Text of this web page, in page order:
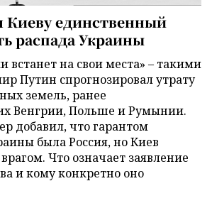
Киеву единственный
распада Украины
встанет на свои места» – такими
Путин спрогнозировал утрату
земель, ранее
Венгрии, Польше и Румынии.
добавил, что гарантом
была Россия, но Киев
Что означает заявление
и кому конкретно оно